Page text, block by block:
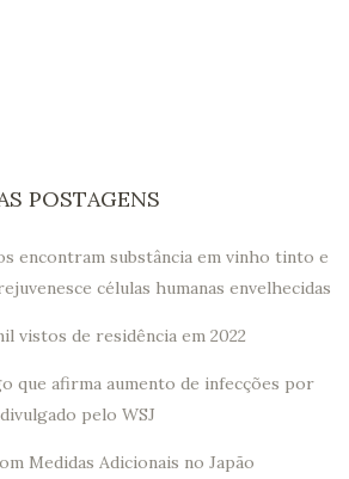
POSTAGENS
encontram substância em vinho tinto e
células humanas envelhecidas
vistos de residência em 2022
que afirma aumento de infecções por
pelo WSJ
Medidas Adicionais no Japão